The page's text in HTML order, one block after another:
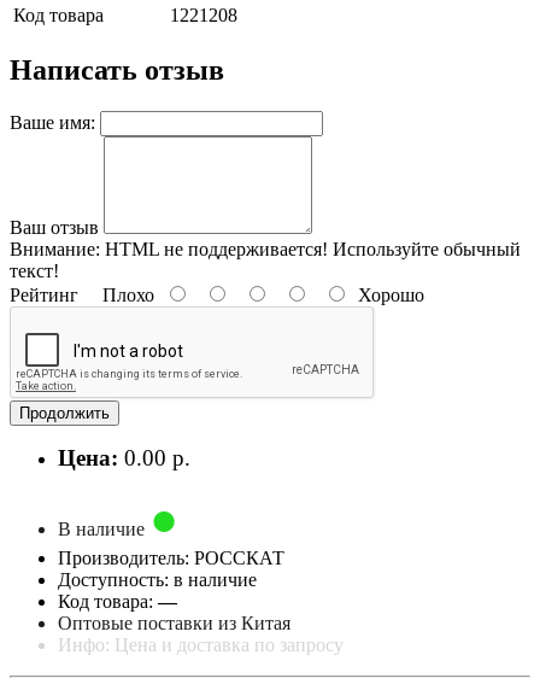
Код товара
1221208
Написать отзыв
Ваше имя:
Ваш отзыв
Внимание: HTML не поддерживается! Используйте обычный
текст!
Рейтинг Плохо Хорошо
Продолжить
Цена: 0.00 р.
В наличие
Производитель: РОССКАТ
Доступность: в наличие
Код товара:—
Оптовые поставки из Китая
Инфо: Цена и доставка по запросу